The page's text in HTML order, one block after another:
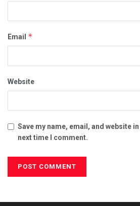
Email *
Website
Save my name, email, and website
next time I comment.